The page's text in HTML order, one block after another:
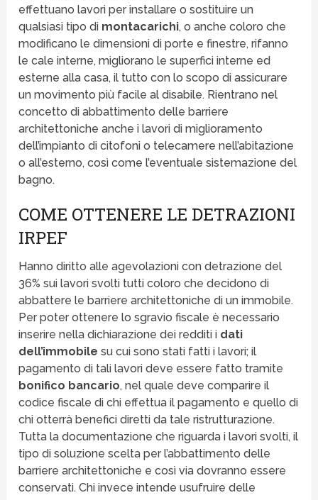
effettuano lavori per installare o sostituire un
qualsiasi tipo di montacarichi, o anche coloro che
modificano le dimensioni di porte e finestre, rifanno
le cale interne, migliorano le superfici interne ed
esterne alla casa, il tutto con lo scopo di assicurare
un movimento più facile al disabile. Rientrano nel
concetto di abbattimento delle barriere
architettoniche anche i lavori di miglioramento
dell’impianto di citofoni o telecamere nell’abitazione
o all’esterno, così come l’eventuale sistemazione del
bagno.
COME OTTENERE LE DETRAZIONI
IRPEF
Hanno diritto alle agevolazioni con detrazione del
36% sui lavori svolti tutti coloro che decidono di
abbattere le barriere architettoniche di un immobile.
Per poter ottenere lo sgravio fiscale è necessario
inserire nella dichiarazione dei redditi i dati
dell’immobile su cui sono stati fatti i lavori; il
pagamento di tali lavori deve essere fatto tramite
bonifico bancario, nel quale deve comparire il
codice fiscale di chi effettua il pagamento e quello di
chi otterrà benefici diretti da tale ristrutturazione.
Tutta la documentazione che riguarda i lavori svolti, il
tipo di soluzione scelta per l’abbattimento delle
barriere architettoniche e così via dovranno essere
conservati. Chi invece intende usufruire delle